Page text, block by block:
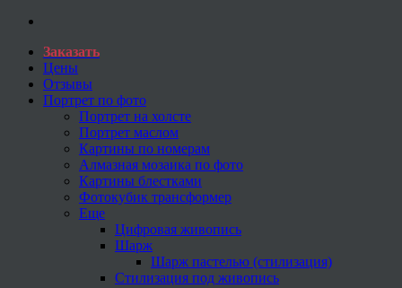
Заказать
Цены
Отзывы
Портрет по фото
Портрет на холсте
Портрет маслом
Картины по номерам
Алмазная мозаика по фото
Картины блестками
Фотокубик трансформер
Еще
Цифровая живопись
Шарж
Шарж пастелью (стилизация)
Стилизация под живопись